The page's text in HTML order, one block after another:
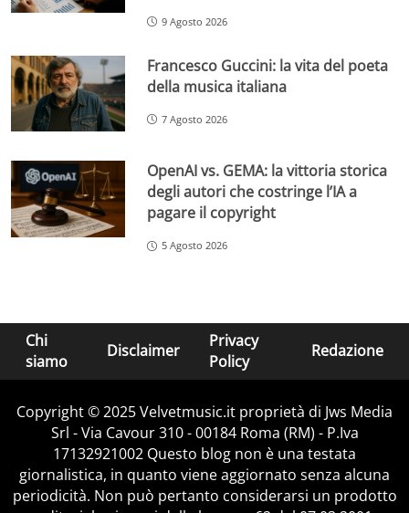
9 Agosto 2026
Francesco Guccini: la vita del poeta
della musica italiana
7 Agosto 2026
OpenAI vs. GEMA: la vittoria storica
degli autori che costringe l’IA a
pagare il copyright
5 Agosto 2026
Chi
siamo
Disclaimer
Privacy
Policy
Redazione
Copyright © 2025 Velvetmusic.it proprietà di Jws Media
Srl - Via Cavour 310 - 00184 Roma (RM) - P.Iva
17132921002 Questo blog non è una testata
giornalistica, in quanto viene aggiornato senza alcuna
periodicità. Non può pertanto considerarsi un prodotto